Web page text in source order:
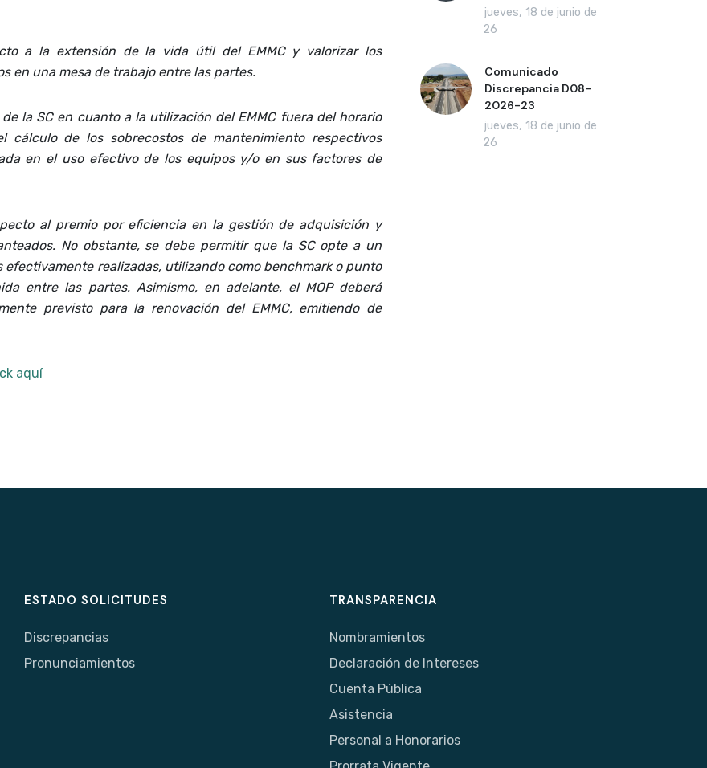
a la extensión de la vida útil del EMMC y valorizar los
en una mesa de trabajo entre las partes.
la SC en cuanto a la utilización del EMMC fuera del horario
cálculo de los sobrecostos de mantenimiento respectivos
en el uso efectivo de los equipos y/o en sus factores de
al premio por eficiencia en la gestión de adquisición y
No obstante, se debe permitir que la SC opte a un
realizadas, utilizando como benchmark o punto
entre las partes. Asimismo, en adelante, el MOP deberá
previsto para la renovación del EMMC, emitiendo de
aquí
jueves, 18 de junio de
2026
Comunicado
Discrepancia D08-
2026-23
jueves, 18 de junio de
2026
ESTADO SOLICITUDES
Discrepancias
Pronunciamientos
TRANSPARENCIA
Nombramientos
Declaración de Intereses
Cuenta Pública
Asistencia
Personal a Honorarios